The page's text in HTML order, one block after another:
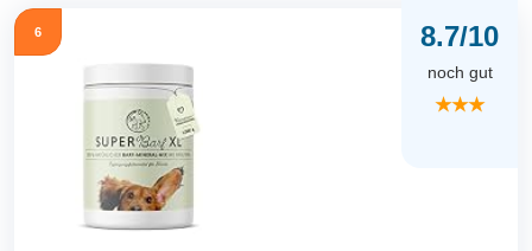
6 8.7/10
noch gut
★★★